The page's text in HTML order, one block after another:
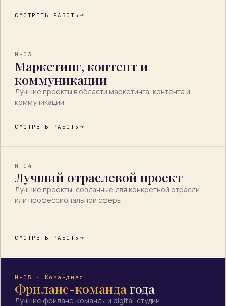
СМОТРЕТЬ РАБОТЫ
N-03
Маркетинг, контент и
коммуникации
Лучшие проекты в области маркетинга, контента и
коммуникаций
СМОТРЕТЬ РАБОТЫ
N-04
Лучший отраслевой проект
Лучшие проекты, созданные для конкретной отрасли
или профессиональной сферы
СМОТРЕТЬ РАБОТЫ
N-05 · Командная
Фриланс-команда года
Лучшие фриланс-команды и digital-студии